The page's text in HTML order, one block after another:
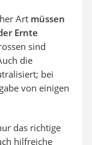
Art müssen
Ernte
sind
die
bei
von einigen
das richtige
hilfreiche